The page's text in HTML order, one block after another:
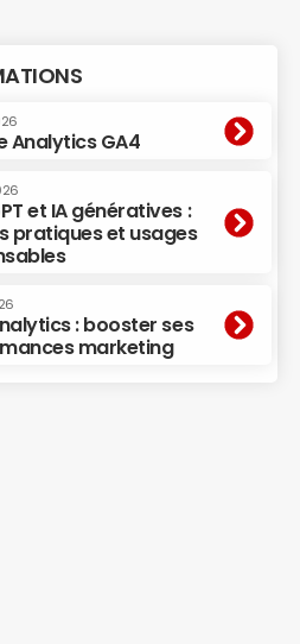
Analytics GA4
et IA génératives :
pratiques et usages
: booster ses
marketing